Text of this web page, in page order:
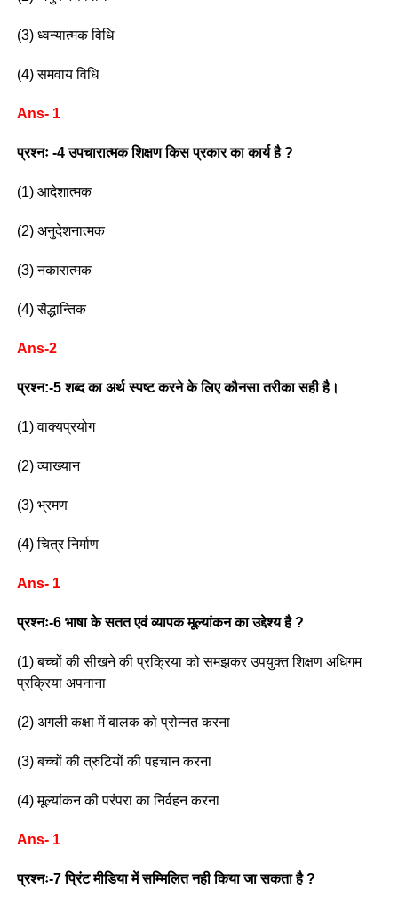
(3) ध्वन्यात्मक विधि
(4) समवाय विधि
Ans- 1
प्रश्नः -4 उपचारात्मक शिक्षण किस प्रकार का कार्य है ?
(1) आदेशात्मक
(2) अनुदेशनात्मक
(3) नकारात्मक
(4) सैद्धान्तिक
Ans-2
प्रश्न:-5 शब्द का अर्थ स्पष्ट करने के लिए कौनसा तरीका सही है।
(1) वाक्यप्रयोग
(2) व्याख्यान
(3) भ्रमण
(4) चित्र निर्माण
Ans- 1
प्रश्नः-6 भाषा के सतत एवं व्यापक मूल्यांकन का उद्देश्य है ?
(1) बच्चों की सीखने की प्रक्रिया को समझकर उपयुक्त शिक्षण अधिगम
प्रक्रिया अपनाना
(2) अगली कक्षा में बालक को प्रोन्नत करना
(3) बच्चों की त्रुटियों की पहचान करना
(4) मूल्यांकन की परंपरा का निर्वहन करना
Ans- 1
प्रश्नः-7 प्रिंट मीडिया में सम्मिलित नही किया जा सकता है ?